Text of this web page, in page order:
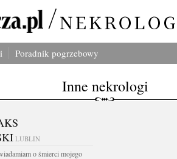
Poradnik pogrzebowy
Inne nekrologi
LUBLIN
o śmierci mojego